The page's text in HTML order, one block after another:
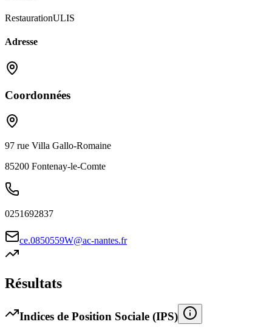
RestaurationULIS
Adresse
Coordonnées
97 rue Villa Gallo-Romaine
85200 Fontenay-le-Comte
0251692837
ce.0850559W@ac-nantes.fr
Résultats
Indices de Position Sociale (IPS)